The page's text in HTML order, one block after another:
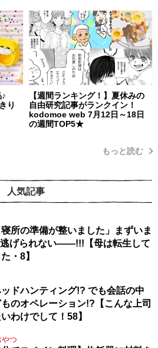
り
【週間ランキング！】夏休みの
自由研究記事がランクイン！
kodomoe web 7月12日～18日
の週間TOP5★
もっと読む
人気記事
寝所の準備が整いました」まずいま
げられない――!!!【母は転生して
・8】
ドハンティング!? でも会話の中
のオペレーション!?【こんな上司
いわけでして！58】
やつ